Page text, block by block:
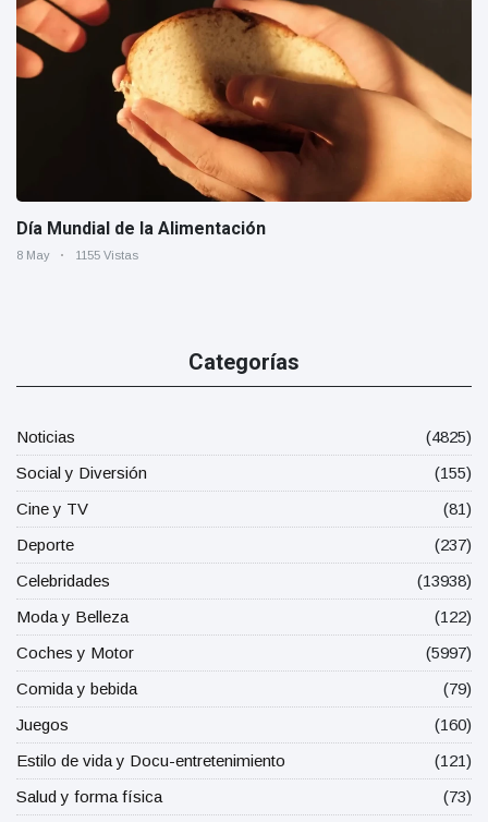
Día Mundial de la Alimentación
8 May 1155 Vistas
Categorías
Noticias
(4825)
Social y Diversión
(155)
Cine y TV
(81)
Deporte
(237)
Celebridades
(13938)
Moda y Belleza
(122)
Coches y Motor
(5997)
Comida y bebida
(79)
Juegos
(160)
Estilo de vida y Docu-entretenimiento
(121)
Salud y forma física
(73)